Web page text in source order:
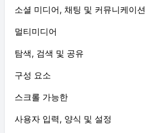
소셜 미디어, 채팅 및 커뮤니케이션
멀티미디어
탐색, 검색 및 공유
구성 요소
스크롤 가능한
사용자 입력, 양식 및 설정